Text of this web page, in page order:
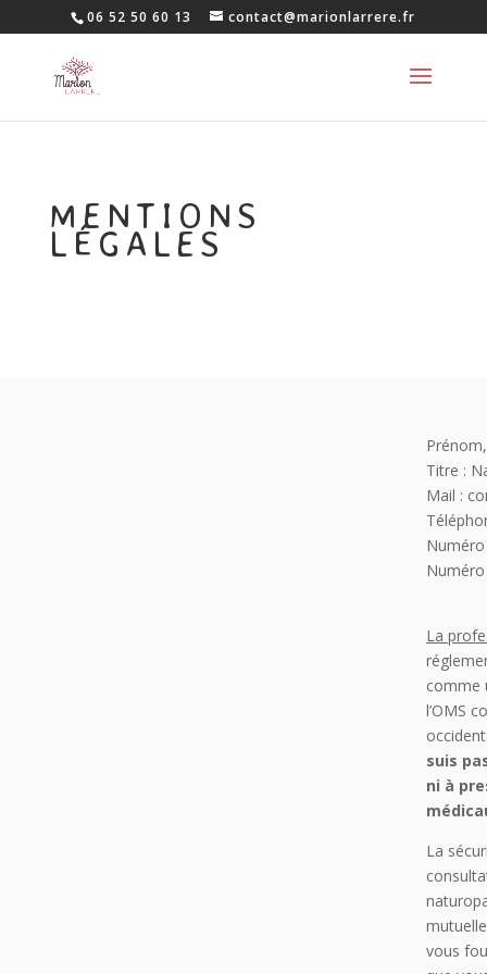
06 52 50 60 13 contact@marionlarrere.fr
MENTIONS
LÉGALES
Titre :
Mail :
Numéro
La
comme
l’OMS
suis
ni à
La
vous